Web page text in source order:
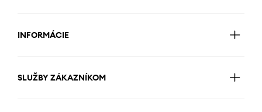
INFORMÁCIE
SLUŽBY ZÁKAZNÍKOM